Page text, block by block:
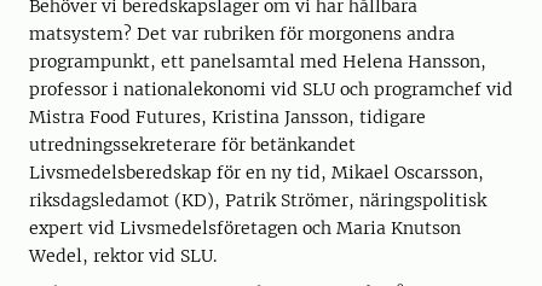
Behöver vi beredskapslager om vi har hållbara
matsystem? Det var rubriken för morgonens andra
programpunkt, ett panelsamtal med Helena Hansson,
professor i nationalekonomi vid SLU och programchef vid
Mistra Food Futures, Kristina Jansson, tidigare
utredningssekreterare för betänkandet
Livsmedelsberedskap för en ny tid, Mikael Oscarsson,
riksdagsledamot (KD), Patrik Strömer, näringspolitisk
expert vid Livsmedelsföretagen och Maria Knutson
Wedel, rektor vid SLU.